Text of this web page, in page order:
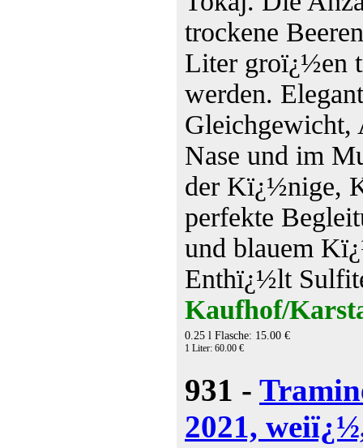
trockene
Liter groï¿½en
werden.
Gleichgewicht,
Nase und im
der Kï¿½nige,
perfekte
und blauem
Enthï¿½lt
Kaufhof/
0.25 l Flasche: 15.00 €
1 Liter: 60.00 €
931 -
2021,